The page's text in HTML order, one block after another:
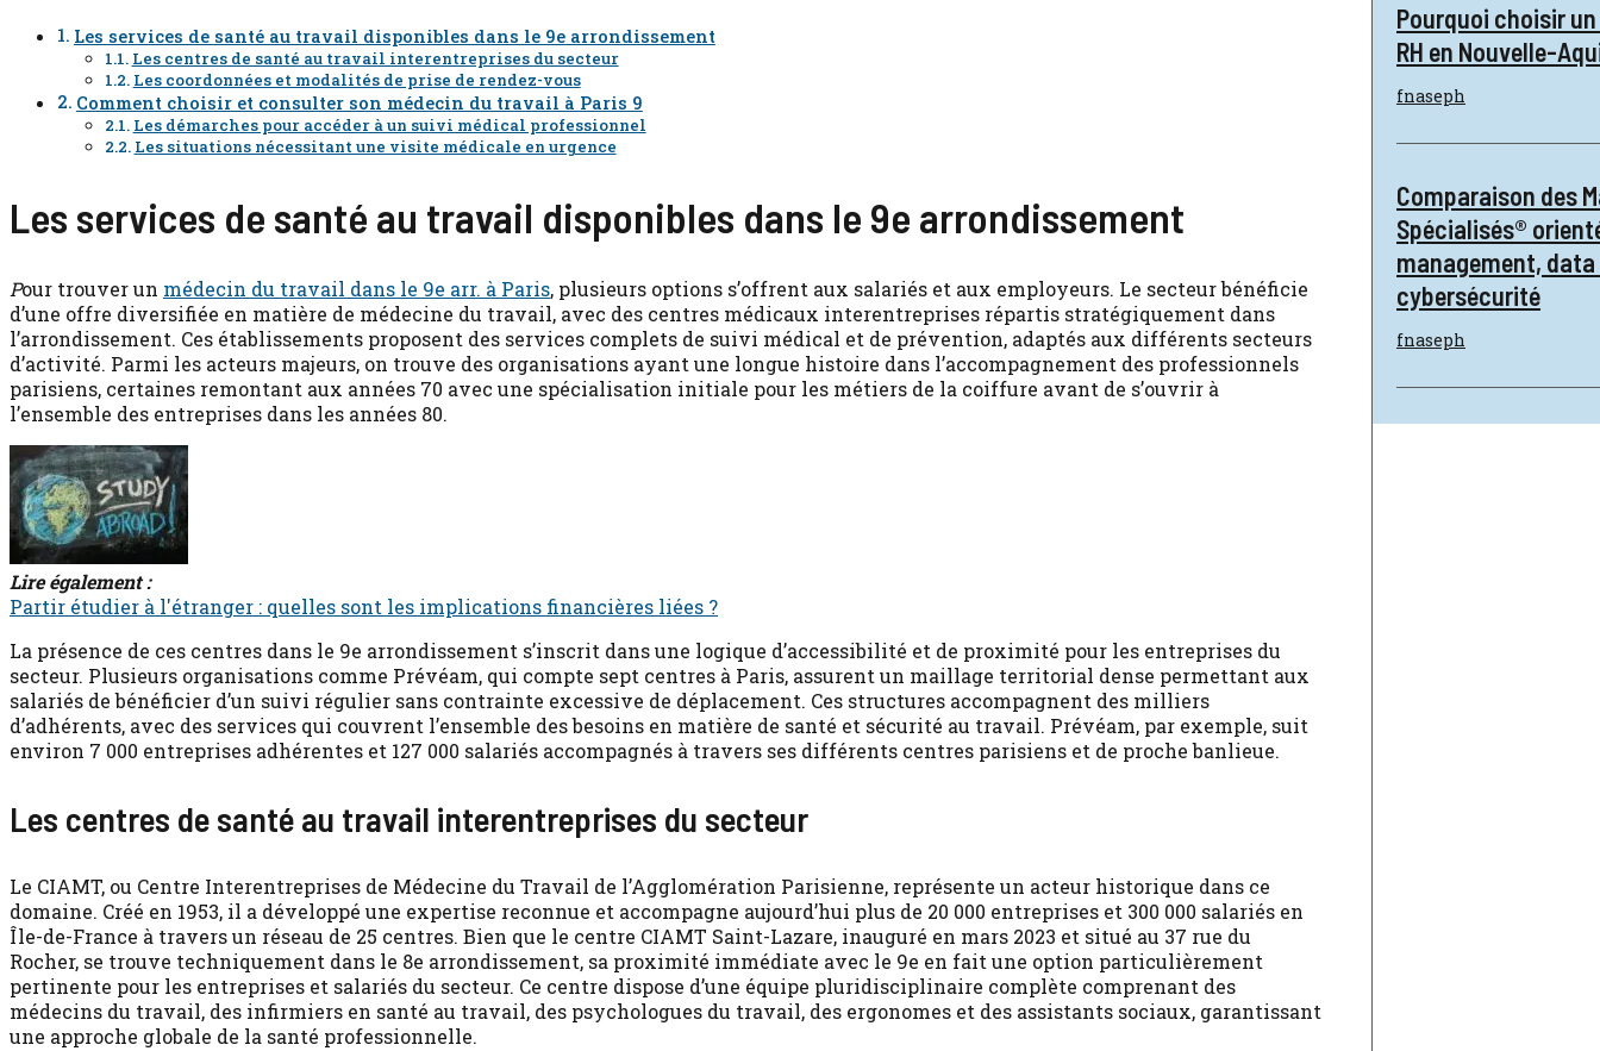
Les services de santé au travail disponibles dans le 9e arrondissement
Les centres de santé au travail interentreprises du secteur
Les coordonnées et modalités de prise de rendez-vous
Comment choisir et consulter son médecin du travail à Paris 9
Les démarches pour accéder à un suivi médical professionnel
Les situations nécessitant une visite médicale en urgence
Les services de santé au travail disponibles dans le 9e arrondissement
Pour trouver un médecin du travail dans le 9e arr. à Paris, plusieurs options s’offrent aux salariés et aux employeurs. Le secteur bénéficie
d’une offre diversifiée en matière de médecine du travail, avec des centres médicaux interentreprises répartis stratégiquement dans
l’arrondissement. Ces établissements proposent des services complets de suivi médical et de prévention, adaptés aux différents secteurs
d’activité. Parmi les acteurs majeurs, on trouve des organisations ayant une longue histoire dans l’accompagnement des professionnels
parisiens, certaines remontant aux années 70 avec une spécialisation initiale pour les métiers de la coiffure avant de s’ouvrir à
l’ensemble des entreprises dans les années 80.
Lire également :
Partir étudier à l'étranger : quelles sont les implications financières liées ?
La présence de ces centres dans le 9e arrondissement s’inscrit dans une logique d’accessibilité et de proximité pour les entreprises du
secteur. Plusieurs organisations comme Prévéam, qui compte sept centres à Paris, assurent un maillage territorial dense permettant aux
salariés de bénéficier d’un suivi régulier sans contrainte excessive de déplacement. Ces structures accompagnent des milliers
d’adhérents, avec des services qui couvrent l’ensemble des besoins en matière de santé et sécurité au travail. Prévéam, par exemple, suit
environ 7 000 entreprises adhérentes et 127 000 salariés accompagnés à travers ses différents centres parisiens et de proche banlieue.
Les centres de santé au travail interentreprises du secteur
Le CIAMT, ou Centre Interentreprises de Médecine du Travail de l’Agglomération Parisienne, représente un acteur historique dans ce
domaine. Créé en 1953, il a développé une expertise reconnue et accompagne aujourd’hui plus de 20 000 entreprises et 300 000 salariés en
Île-de-France à travers un réseau de 25 centres. Bien que le centre CIAMT Saint-Lazare, inauguré en mars 2023 et situé au 37 rue du
Rocher, se trouve techniquement dans le 8e arrondissement, sa proximité immédiate avec le 9e en fait une option particulièrement
pertinente pour les entreprises et salariés du secteur. Ce centre dispose d’une équipe pluridisciplinaire complète comprenant des
médecins du travail, des infirmiers en santé au travail, des psychologues du travail, des ergonomes et des assistants sociaux, garantissant
une approche globale de la santé professionnelle.
Pourquoi choisir
RH en Nouvelle-
fnaseph
Comparaison des
Spécialisés®
management,
cybersécurité
fnaseph